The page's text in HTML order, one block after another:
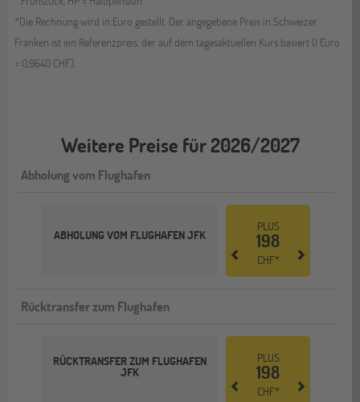
*Die Rechnung wird in Euro gestellt. Der angegebene Preis in Schweizer
Franken ist ein Referenzpreis, der auf dem tagesaktuellen Kurs basiert (1 Euro
= 0,9640 CHF).
Weitere Preise für 2026/2027
Abholung vom Flughafen
ABHOLUNG VOM FLUGHAFEN JFK
PLUS
198
CHF*
Rücktransfer zum Flughafen
RÜCKTRANSFER ZUM FLUGHAFEN
JFK
PLUS
198
CHF*